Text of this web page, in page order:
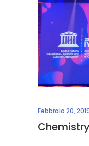
Febbraio 20,